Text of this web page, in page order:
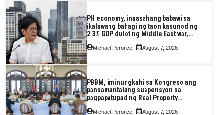
PH economy, inaasahang babawi sa
ikalawang bahagi ng taon kasunod ng
2.3% GDP dulot ng Middle East war,
pagkaantala ng public construction
Michael Peronce August 7, 2026
PBBM, iminungkahi sa Kongreso ang
pansamantalang suspensyon sa
pagpapatupad ng Real Property
Valuation and Assessment Reform Act
Michael Peronce August 7, 2026